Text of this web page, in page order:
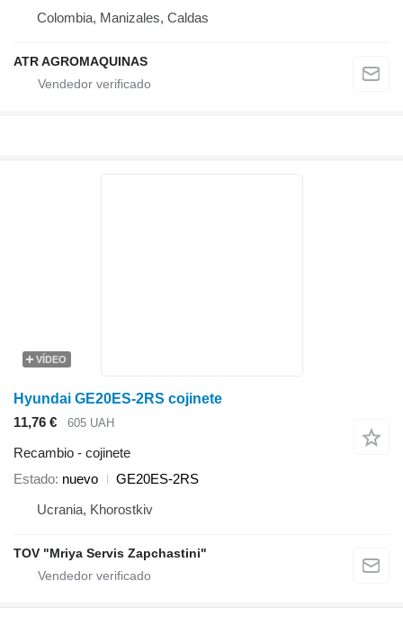
Colombia, Manizales, Caldas
ATR AGROMAQUINAS
VÍDEO
Hyundai GE20ES-2RS cojinete
11,76 €
605 UAH
Recambio - cojinete
Estado nuevo
GE20ES-2RS
Ucrania, Khorostkiv
TOV "Mriya Servis Zapchastini"